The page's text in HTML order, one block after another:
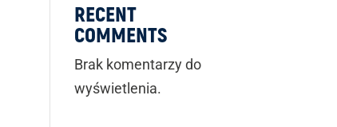
RECENT
COMMENTS
Brak komentarzy do
wyświetlenia.